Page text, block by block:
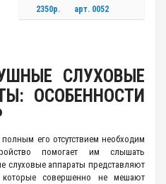
2350р.
арт. 0052
СЛУХОВЫЕ
ОСОБЕННОСТИ
его отсутствием необходим
помогает им слышать
слуховые аппараты представляют
которые совершенно не мешают